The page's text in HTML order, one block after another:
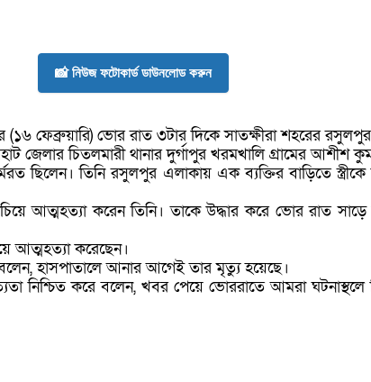
📸 নিউজ ফটোকার্ড ডাউনলোড করুন
ফেব্রুয়ারি) ভোর রাত ৩টার দিকে সাতক্ষীরা শহরের
জেলার চিতলমারী থানার দুর্গাপুর খরমখালি গ্রামের আশীশ
ছিলেন। তিনি রসুলপুর এলাকায় এক ব্যক্তির বাড়িতে
আত্মহত্যা করেন তিনি। তাকে উদ্ধার করে ভোর রাত সাড়ে
আত্মহত্যা করেছেন।
হাসপাতালে আনার আগেই তার মৃত্যু হয়েছে।
নিশ্চিত করে বলেন, খবর পেয়ে ভোররাতে আমরা ঘটনাস্থলে